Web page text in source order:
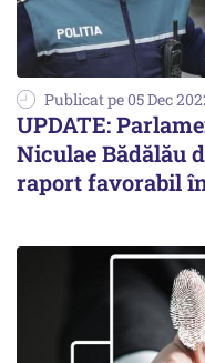
Publicat pe 05 Dec
UPDATE:
Niculae Bădălău
raport favorabil